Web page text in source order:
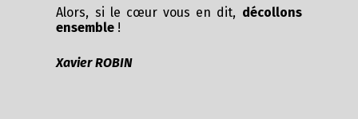
Alors, si le cœur vous en dit, décollons
ensemble !
Xavier ROBIN